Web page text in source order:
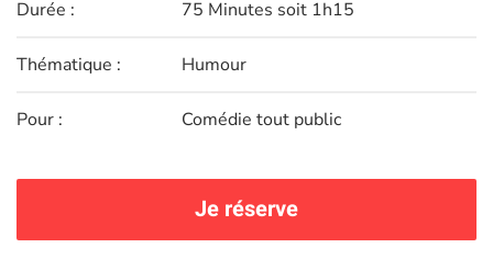
Durée : 75 Minutes soit 1h15
Thématique : Humour
Pour : Comédie tout public
Je réserve